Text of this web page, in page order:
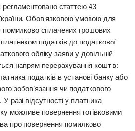
регламентовано статтею 43
Обов’язковою умовою для
помилково сплачених грошових
податків до податкової
обліку заяви у довільній
напрям перерахування коштів:
податків в установі банку або
зобов’язання чи податкового
разі відсутності у платника
можливе повернення готівковими
про повернення помилково